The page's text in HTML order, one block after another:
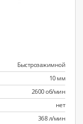
Быстрозажимной
10 мм
2600 об/мин
нет
368 л/мин